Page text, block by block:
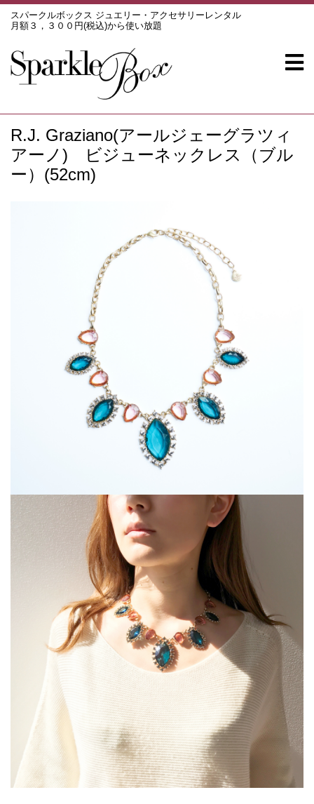
スパークルボックス ジュエリー・アクセサリーレンタル
月額３，３００円(税込)から使い放題
R.J. Graziano(アールジェーグラツィ
アーノ) ビジューネックレス（ブル
ー）(52cm)